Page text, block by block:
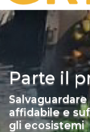
Parte il
affidabile e
gli ecosistemi